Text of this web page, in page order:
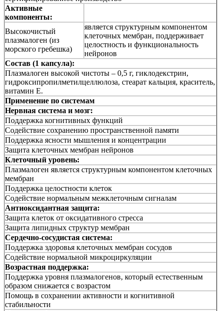
Активные
компоненты:
Высокочистый
плазмалоген (из
морского гребешка)
является структурным компонентом
клеточных мембран, поддерживает
целостность и функциональность
нейронов
Состав (1 капсула):
Плазмалоген высокой чистоты – 0,5 г, гиклодекстрин,
гидроксипропилметилцеллюлоза, стеарат кальция, краситель,
витамин Е.
Применение по системам
Нервная система и мозг:
Поддержка когнитивных функций
Содействие сохранению пространственной памяти
Поддержка ясности мышления и концентрации
Защита клеточных мембран нейронов
Клеточный уровень:
Плазмалоген является структурным компонентом клеточных
мембран
Поддержка целостности клеток
Содействие нормальным межклеточным сигналам
Антиоксидантная защита:
Защита клеток от оксидативного стресса
Защита липидных структур мембран
Сердечно-сосудистая система:
Поддержка здоровья клеточных мембран сосудов
Содействие нормальной микроциркуляции
Возрастная поддержка:
Поддержка уровня плазмалогенов, который естественным
образом снижается с возрастом
Помощь в сохранении активности и когнитивной
стабильности